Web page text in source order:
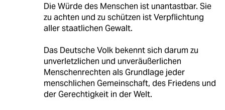
Die Würde des Menschen ist unantastbar. Sie
zu achten und zu schützen ist Verpflichtung
aller staatlichen Gewalt.
Das Deutsche Volk bekennt sich darum zu
unverletzlichen und unveräußerlichen
Menschenrechten als Grundlage jeder
menschlichen Gemeinschaft, des Friedens und
der Gerechtigkeit in der Welt.